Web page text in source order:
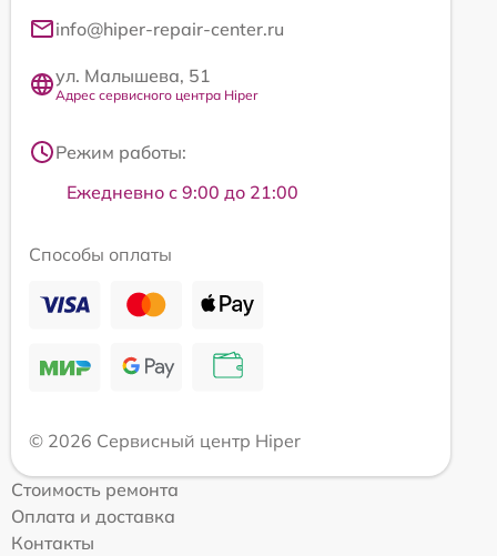
info@hiper-repair-center.ru
ул. Малышева, 51
Адрес сервисного центра Hiper
Режим работы:
Ежедневно с 9:00 до 21:00
Способы оплаты
© 2026 Сервисный центр Hiper
Стоимость ремонта
Оплата и доставка
Контакты